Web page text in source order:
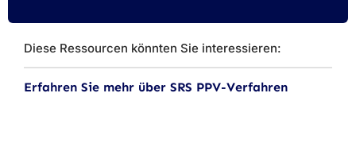
Diese Ressourcen könnten Sie interessieren:
Erfahren Sie mehr über SRS PPV-Verfahren